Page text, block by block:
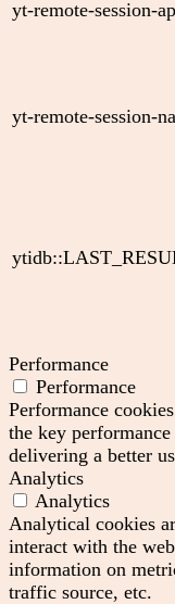
yt-remote-session-
yt-remote-session-
Performance
Performance
Performance
the key
delivering a better
Analytics
Analytics
Analytical cookies
interact with the
information on
traffic source, etc.